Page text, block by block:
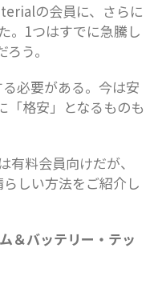
の会員に、さらに
。1つはすでに急騰し
う。
必要がある。今は安
「格安」となるものも
料会員向けだが、
しい方法をご紹介し
＆バッテリー・テッ